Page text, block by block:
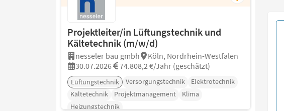
Projektleiter/in Lüftungstechnik und
Kältetechnik (m/w/d)
nesseler bau gmbh
Köln, Nordrhein-Westfalen
30.07.2026
74.808,2 €/Jahr (geschätzt)
Lüftungstechnik Versorgungstechnik
Elektrotechnik
Kältetechnik
Projektmanagement
Klima
Heizungstechnik